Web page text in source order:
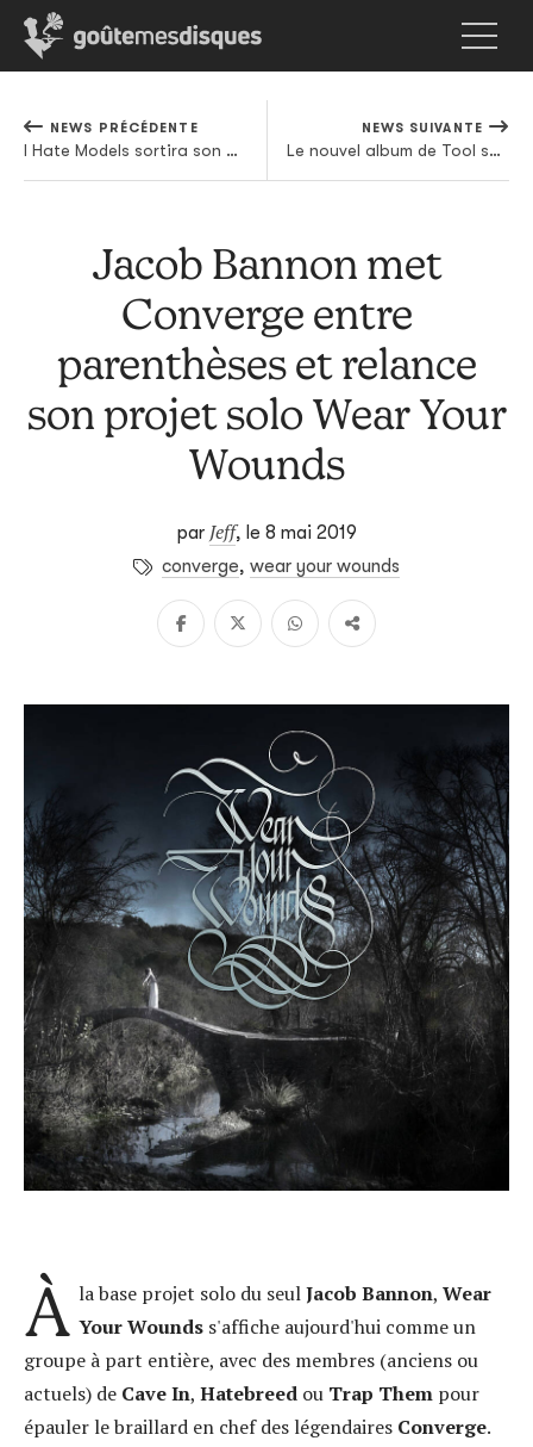
NEWS PRÉCÉDENTE
I Hate Models sortira son premier album en juin sur Perc Trax
NEWS SUIVANTE
Le nouvel album de Tool sera le plus beau cadeau de la rentrée 2019
Jacob Bannon met
Converge entre
parenthèses et relance
son projet solo Wear Your
Wounds
par Jeff, le 8 mai 2019
converge, wear your wounds
À la base projet solo du seulJacob Bannon, Wear
Your Woundss'affiche aujourd'hui comme un
groupe à part entière, avec des membres (anciens ou
actuels) de Cave In, Hatebreed ou Trap Them pour
épauler le braillard en chef des légendaires Converge.